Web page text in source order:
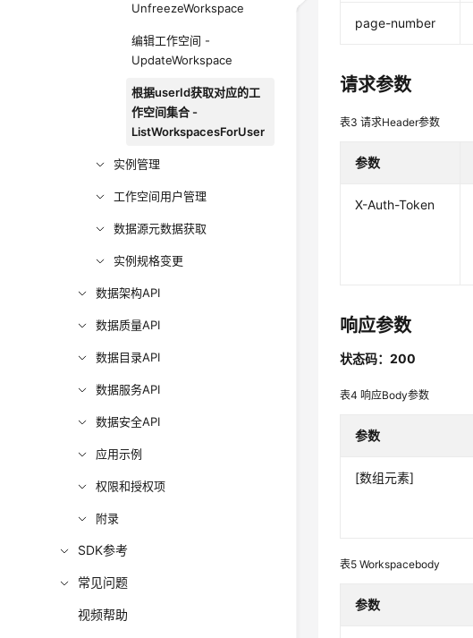
UnfreezeWorkspace
编辑工作空间 -
UpdateWorkspace
根据userId获取对应的工
作空间集合 -
ListWorkspacesForUser
实例管理
工作空间用户管理
数据源元数据获取
实例规格变更
数据架构API
数据质量API
数据目录API
数据服务API
数据安全API
应用示例
权限和授权项
附录
SDK参考
常见问题
视频帮助
page-number
请求参数
表3请求Header参数
参数
X-Auth-Token
响应参数
状态码：200
表4响应Body参数
参数
[数组元素]
表5Workspacebody
参数